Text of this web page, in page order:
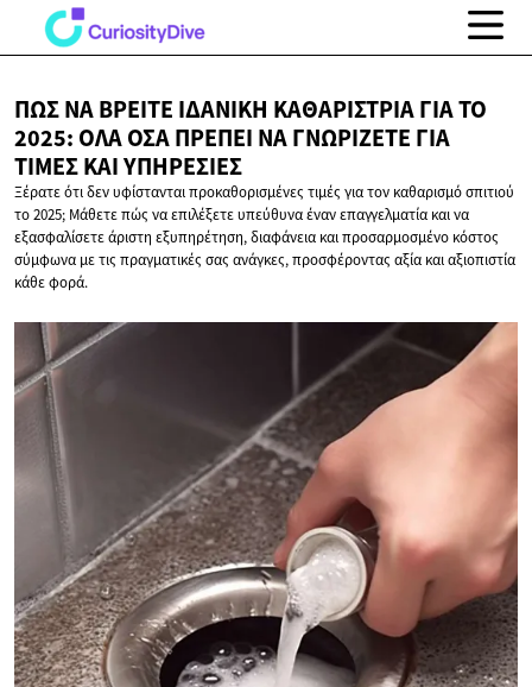
ΠΏΣ ΝΑ ΒΡΕΊΤΕ ΙΔΑΝΙΚΉ ΚΑΘΑΡΊΣΤΡΙΑ ΓΙΑ ΤΟ
2025: ΌΛΑ ΌΣΑ ΠΡΈΠΕΙ ΝΑ ΓΝΩΡΊΖΕΤΕ ΓΙΑ
ΤΙΜΈΣΚΑΙ ΥΠΗΡΕΣΊΕΣ
Ξέρατε ότι δεν υφίστανται προκαθορισμένες τιμές για τον καθαρισμό σπιτιού
το 2025; Μάθετε πώς να επιλέξετε υπεύθυνα έναν επαγγελματία και να
εξασφαλίσετε άριστη εξυπηρέτηση, διαφάνεια και προσαρμοσμένο κόστος
σύμφωνα με τις πραγματικές σας ανάγκες, προσφέροντας αξία και αξιοπιστία
κάθε φορά.